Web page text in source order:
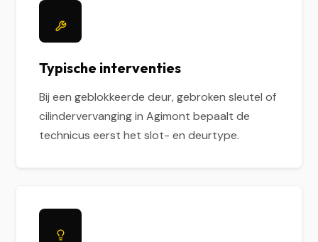
Typische interventies
Bij een geblokkeerde deur, gebroken sleutel of
cilindervervanging in Agimont bepaalt de
technicus eerst het slot- en deurtype.